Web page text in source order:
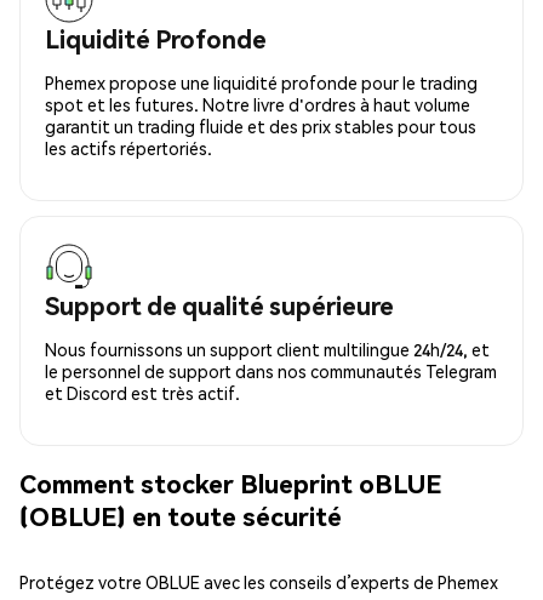
Liquidité Profonde
Phemex propose une liquidité profonde pour le trading
spot et les futures. Notre livre d'ordres à haut volume
garantit un trading fluide et des prix stables pour tous
les actifs répertoriés.
Support de qualité supérieure
Nous fournissons un support client multilingue 24h/24, et
le personnel de support dans nos communautés Telegram
et Discord est très actif.
Comment stocker Blueprint oBLUE
(OBLUE) en toute sécurité
Protégez votre OBLUE avec les conseils d’experts de Phemex